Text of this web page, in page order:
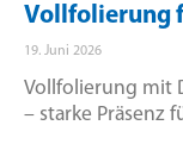
Vollfolierung
19. Juni 2026
Vollfolierung mit
– starke Präsenz